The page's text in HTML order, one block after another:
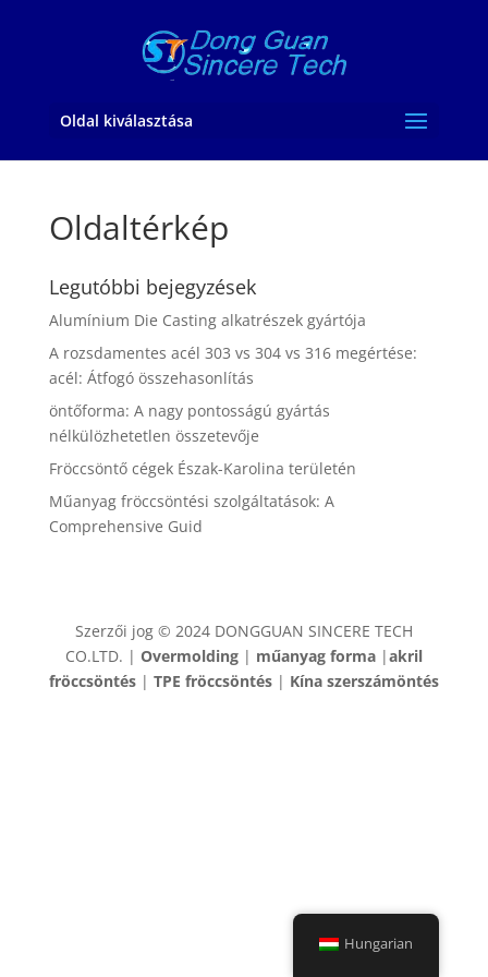
Oldal kiválasztása
Oldaltérkép
Legutóbbi bejegyzések
Alumínium Die Casting alkatrészek gyártója
A rozsdamentes acél 303 vs 304 vs 316 megértése:
acél: Átfogó összehasonlítás
öntőforma: A nagy pontosságú gyártás
nélkülözhetetlen összetevője
Fröccsöntő cégek Észak-Karolina területén
Műanyag fröccsöntési szolgáltatások: A
Comprehensive Guid
Szerzői jog © 2024 DONGGUAN SINCERE TECH
CO.LTD. | Overmolding| műanyag forma|akril
fröccsöntés| TPE fröccsöntés| Kína szerszámöntés
Hungarian